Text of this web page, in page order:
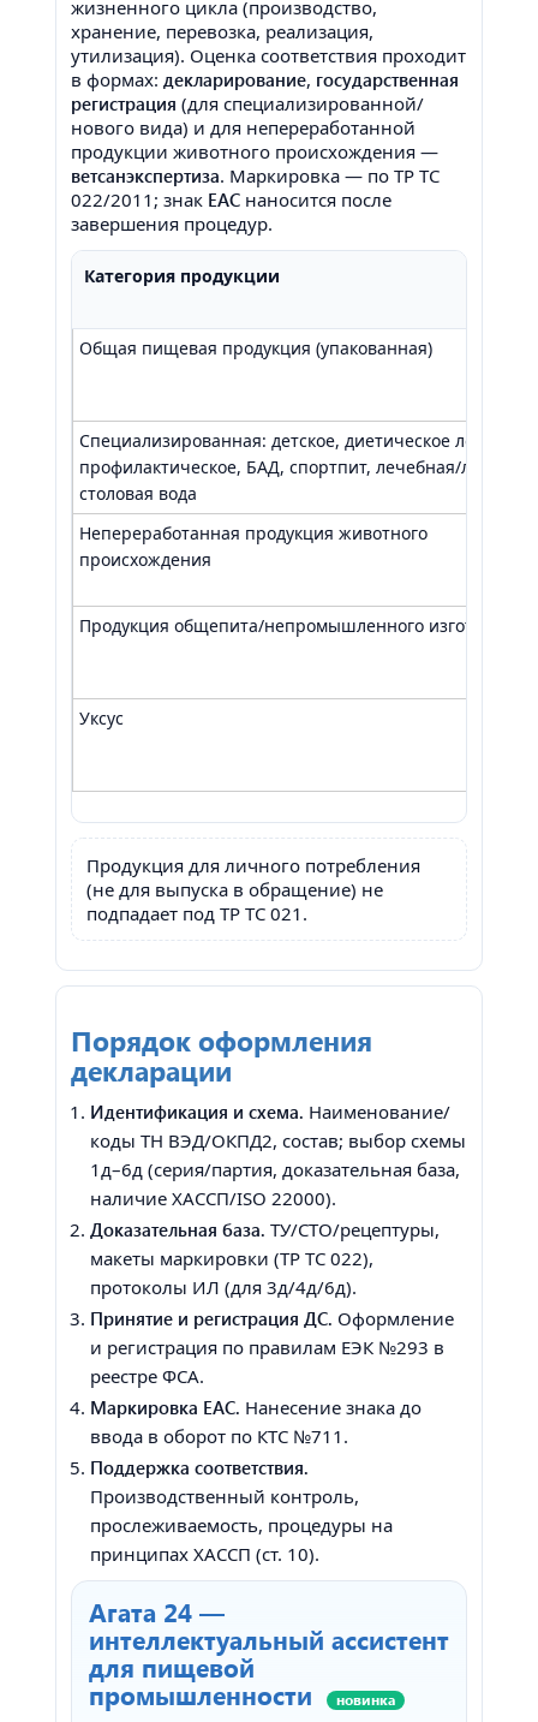
жизненного цикла (производство,
хранение, перевозка, реализация,
утилизация). Оценка соответствия проходит
в формах: декларирование, государственная
регистрация (для специализированной/
нового вида) и для непереработанной
продукции животного происхождения —
ветсанэкспертиза. Маркировка — по ТР ТС
022/2011; знак EAC наносится после
завершения процедур.
Категория продукции
Общая пищевая продукция (упакованная)
Специализированная: детское, диетическое
профилактическое, БАД, спортпит, лечебная/лечебно-
столовая вода
Непереработанная продукция животного
происхождения
Продукция общепита/непромышленного
Уксус
Продукция для личного потребления
(не для выпуска в обращение) не
подпадает под ТР ТС 021.
Порядок оформления
декларации
Идентификация и схема. Наименование/
коды ТН ВЭД/ОКПД2, состав; выбор схемы
1д–6д (серия/партия, доказательная база,
наличие ХАССП/ISO 22000).
Доказательная база. ТУ/СТО/рецептуры,
макеты маркировки (ТР ТС 022),
протоколы ИЛ (для 3д/4д/6д).
Принятие и регистрация ДС. Оформление
и регистрация по правилам ЕЭК №293 в
реестре ФСА.
Маркировка EAC. Нанесение знака до
ввода в оборот по КТС №711.
Поддержка соответствия.
Производственный контроль,
прослеживаемость, процедуры на
принципах ХАССП (ст. 10).
Агата 24 —
интеллектуальный ассистент
для пищевой
промышленности новинка